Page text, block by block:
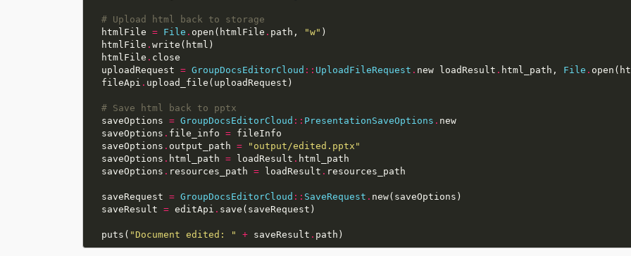
# Upload html back to storage
  htmlFile
= File . open(htmlFile . path, "w"
  htmlFile
.
  htmlFile
.
  uploadRequest
= GroupDocsEditorCloud :: UploadFileRequest . new loadResult . html_path, File .
  fileApi
.
# Save html back to pptx
  saveOptions
= GroupDocsEditorCloud :: PresentationSaveOptions .
new
  saveOptions
. file_info =
  saveOptions
. output_path =
"output/edited.pptx"
  saveOptions
. html_path = loadResult .
  saveOptions
. resources_path = loadResult .
  saveRequest
= GroupDocsEditorCloud :: SaveRequest .
  saveResult
= editApi .
  puts(
"Document edited: " + saveResult .